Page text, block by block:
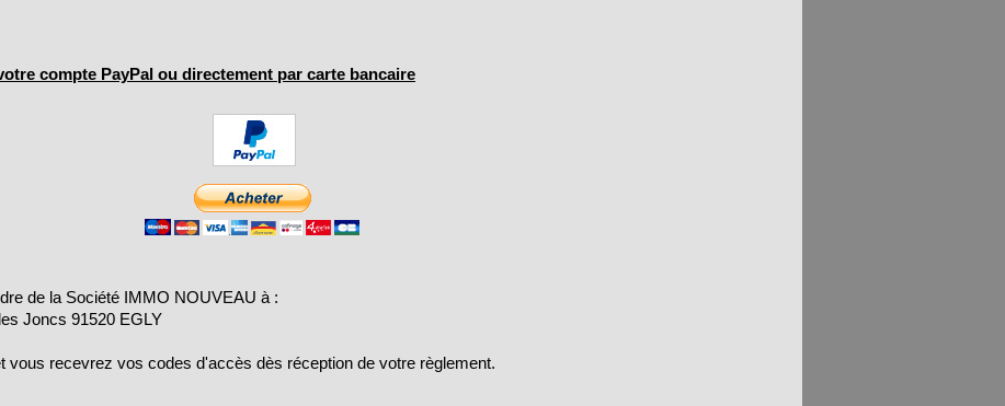
compte PayPal ou directement par carte bancaire
de la Société IMMO NOUVEAU à :
Joncs 91520 EGLY
vous recevrez vos codes d'accès dès réception de votre règlement.